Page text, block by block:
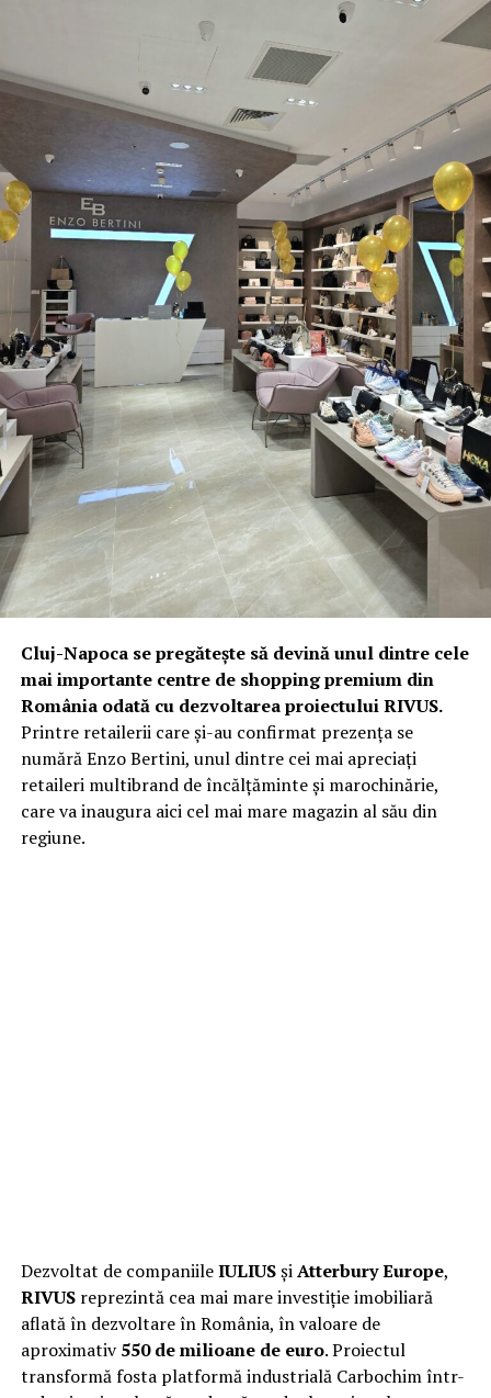
Cluj-Napoca se pregătește să devină unul dintre cele
mai importante centre de shopping premium din
România odată cu dezvoltarea proiectului RIVUS.
Printre retailerii care și-au confirmat prezența se
numără Enzo Bertini, unul dintre cei mai apreciați
retaileri multibrand de încălțăminte și marochinărie,
care va inaugura aici cel mai mare magazin al său din
regiune.
Dezvoltat de companiileIULIUSșiAtterbury Europe,
RIVUSreprezintă cea mai mare investiție imobiliară
aflată în dezvoltare în România, în valoare de
aproximativ550 de milioane de euro. Proiectul
transformă fosta platformă industrială Carbochim într-